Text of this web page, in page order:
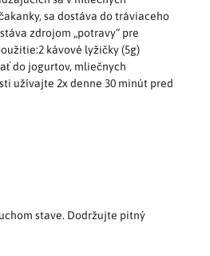
sa dostáva do tráviaceho
zdrojom „potravy“ pre
kávové lyžičky (5g)
do jogurtov, mliečnych
užívajte 2x denne 30 minút pred
stave. Dodržujte pitný